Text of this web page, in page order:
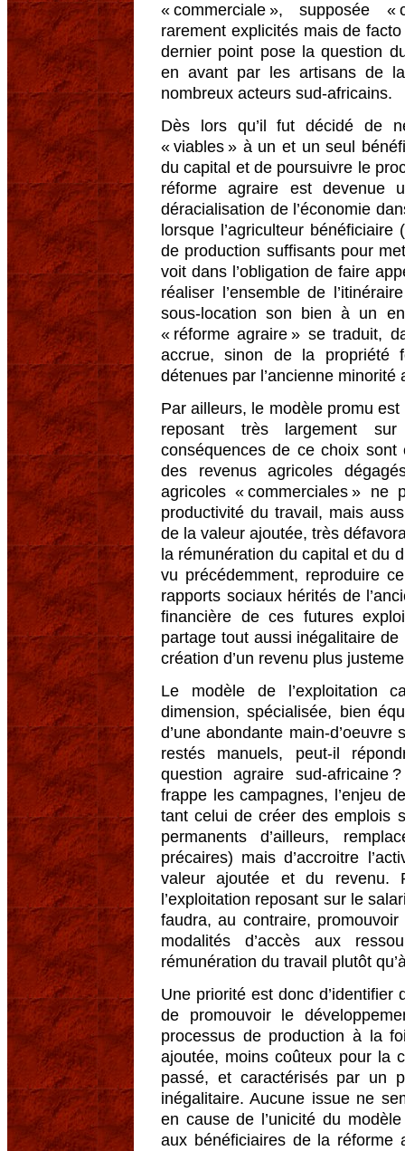
« commerciale », supposée
rarement explicités mais de
dernier point pose la question
en avant par les artisans de
nombreux acteurs sud-africains.
Dès lors qu’il fut décidé de
« viables » à un et un seul
du capital et de poursuivre le
réforme agraire est devenue
déracialisation de l’économie
lorsque l’agriculteur
de production suffisants pour
voit dans l’obligation de faire
réaliser l’ensemble de
sous-location son bien à un
« réforme agraire » se traduit,
accrue, sinon de la propriété
détenues par l’ancienne minorité
Par ailleurs, le modèle promu
reposant très largement
conséquences de ce choix
des revenus agricoles
agricoles « commerciales »
productivité du travail, mais
de la valeur ajoutée, très
la rémunération du capital et du
vu précédemment, reproduire
rapports sociaux hérités de
financière de ces futures
partage tout aussi inégalitaire
création d’un revenu plus
Le modèle de l’exploitation
dimension, spécialisée, bien
d’une abondante main-
restés manuels, peut-il
question agraire sud-africaine
frappe les campagnes, l’enjeu
tant celui de créer des emplois
permanents d’ailleurs,
précaires) mais d’accroitre
valeur ajoutée et du revenu.
l’exploitation reposant sur le
faudra, au contraire,
modalités d’accès aux
rémunération du travail plutôt
Une priorité est donc d’identifier
de promouvoir le
processus de production à la
ajoutée, moins coûteux pour la
passé, et caractérisés par un
inégalitaire. Aucune issue ne
en cause de l’unicité du
aux bénéficiaires de la réforme